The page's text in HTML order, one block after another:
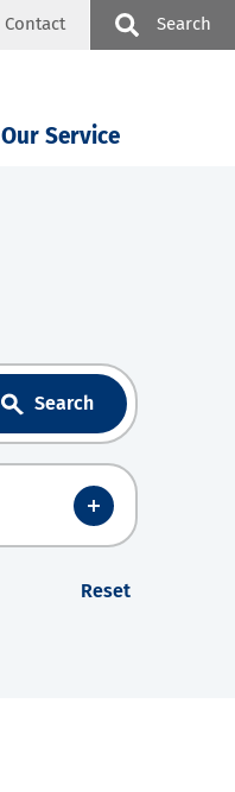
Contact Search
Our Service
Search
Reset